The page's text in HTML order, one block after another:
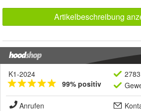
Artikelbeschreibung
K1-2024
99% positiv
Anrufen